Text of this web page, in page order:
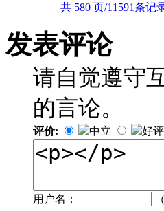
共 580 页/11591条记
发表评论
请自觉遵守
的言论。
评价: 中立 好评
用户名： （